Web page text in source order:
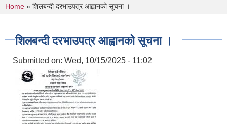
You are here
Home » शिलबन्दी दरभाउपत्र आह्वानको सूचना ।
शिलबन्दी दरभाउपत्र आह्वानको सूचना ।
Submitted on: Wed, 10/15/2025 - 11:02